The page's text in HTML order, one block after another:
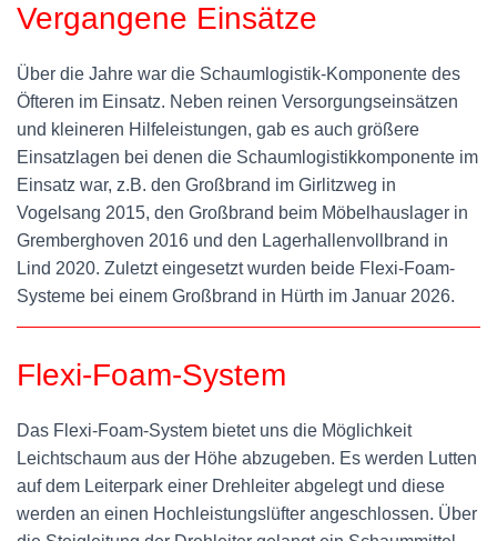
Vergangene Einsätze
Über die Jahre war die Schaumlogistik-Komponente des
Öfteren im Einsatz. Neben reinen Versorgungseinsätzen
und kleineren Hilfeleistungen, gab es auch größere
Einsatzlagen bei denen die Schaumlogistikkomponente im
Einsatz war, z.B. den Großbrand im Girlitzweg in
Vogelsang 2015, den Großbrand beim Möbelhauslager in
Gremberghoven 2016 und den Lagerhallenvollbrand in
Lind 2020. Zuletzt eingesetzt wurden beide Flexi-Foam-
Systeme bei einem Großbrand in Hürth im Januar 2026.
Flexi-Foam-System
Das Flexi-Foam-System bietet uns die Möglichkeit
Leichtschaum aus der Höhe abzugeben. Es werden Lutten
auf dem Leiterpark einer Drehleiter abgelegt und diese
werden an einen Hochleistungslüfter angeschlossen. Über